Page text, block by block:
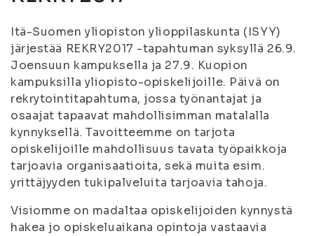
Itä-Suomen yliopiston ylioppilaskunta (ISYY)
järjestää REKRY2017 -tapahtuman syksyllä 26.9.
Joensuun kampuksella ja 27.9. Kuopion
kampuksilla yliopisto-opiskelijoille. Päivä on
rekrytointitapahtuma, jossa työnantajat ja
osaajat tapaavat mahdollisimman matalalla
kynnyksellä. Tavoitteemme on tarjota
opiskelijoille mahdollisuus tavata työpaikkoja
tarjoavia organisaatioita, sekä muita esim.
yrittäjyyden tukipalveluita tarjoavia tahoja.
Visiomme on madaltaa opiskelijoiden kynnystä
hakea jo opiskeluaikana opintoja vastaavia